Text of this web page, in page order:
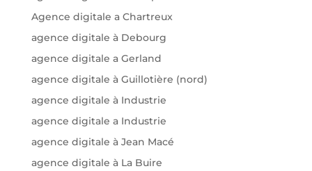
Agence digitale a Chartreux
agence digitale à Debourg
agence digitale a Gerland
agence digitale à Guillotière (nord)
agence digitale à Industrie
agence digitale a Industrie
agence digitale à Jean Macé
agence digitale à La Buire